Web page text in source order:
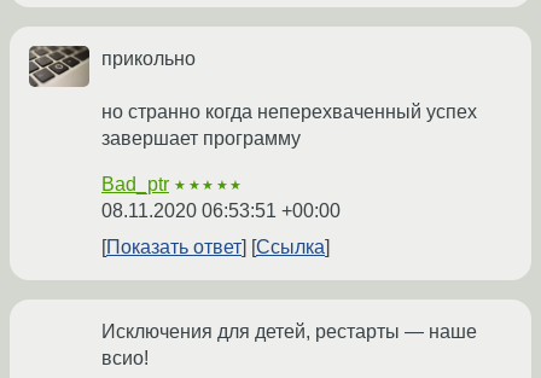
прикольно
но странно когда неперехваченный успех
завершает программу
Bad_ptr ★★★★★
08.11.2020 06:53:51 +00:00
Показать ответ
Ссылка
Исключения для детей, рестарты — наше
всио!